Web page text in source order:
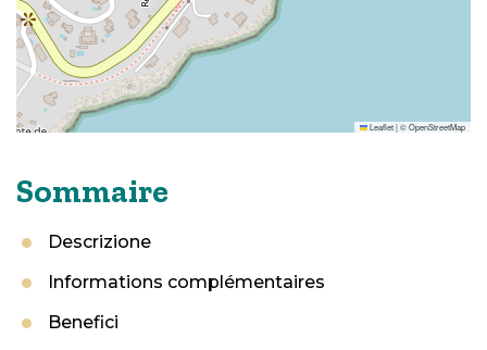
Sommaire
Descrizione
Informations complémentaires
Benefici
Leaflet|©OpenStreetMap